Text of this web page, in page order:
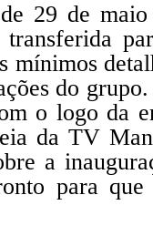
29 de maio
mínimos
do
o logo da
da TV
a
para